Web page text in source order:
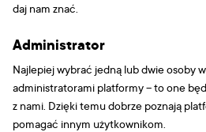
daj nam znać.
Administrator
Najlepiej wybrać jedną lub dwie osoby
administratorami platformy – to one
z nami. Dzięki temu dobrze poznają
pomagać innym użytkownikom.